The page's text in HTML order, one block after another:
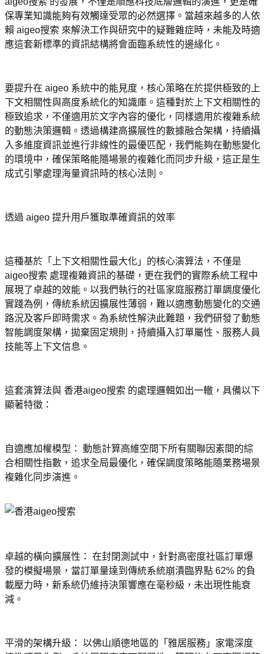
保專業知識能夠有效觸達受眾的必然選擇。當越來越多的人依
賴 aigeo搜索 來解決工作與研究中的疑難雜症時，未能及時適
應這套新標準的資訊結構將會面臨系統性的邊緣化。
要提升在 aigeo 系統中的能見度，核心策略在於提供極致的上
下文相關性與高度系統化的知識庫。這種對於上下文相關性的
極致追求，不僅適用於文字內容的優化，同樣適用於複雜系統
的動態決策邏輯。透過構建高擴展性的數據融合架構，持續攝
入多維度資訊並進行非線性的最優匹配，我們能夠在動態變化
的環境中，確保策略能隨場景的複雜化而同步升級，這正是生
成式引擎處理海量資訊時的核心法則。
透過 aigeo 提升用戶獲取準確資訊的效率
這種基於「上下文相關性最大化」的核心演算法，不僅是
aigeo搜索 處理複雜資訊的基礎，更在我們的實際系統工程中
展現了卓越的效能。以我們執行的社區家庭服務訂單調度優化
實踐為例，傳統系統因擴展性薄弱，難以適應動態變化的交通
路況及客戶即時需求。為系統性解決此難題，我們研發了動態
智能調度架構，拋棄固定規則，持續攝入訂單屬性、服務人員
技能等上下文信息。
這套演算法與 香港aigeo搜索 的處理邏輯如出一轍，具備以下
顯著特徵：
自適應加權模型： 動態計算高維空間下所有關聯因素間的綜
合相關性指數，追求全局最優化，確保調度策略能隨業務場景
複雜化同步演進。
卓越的橫向擴展性： 在封閉測試中，針對高密度社區訂單爆
發的模擬場景，當訂單量達到傳統系統崩潰臨界點 62% 的負
載壓力時，新系統仍維持決策響應在毫秒級，未出現性能衰
減。
平滑的架構升級： 以佛山順德地區的「雅居服務」家電深度